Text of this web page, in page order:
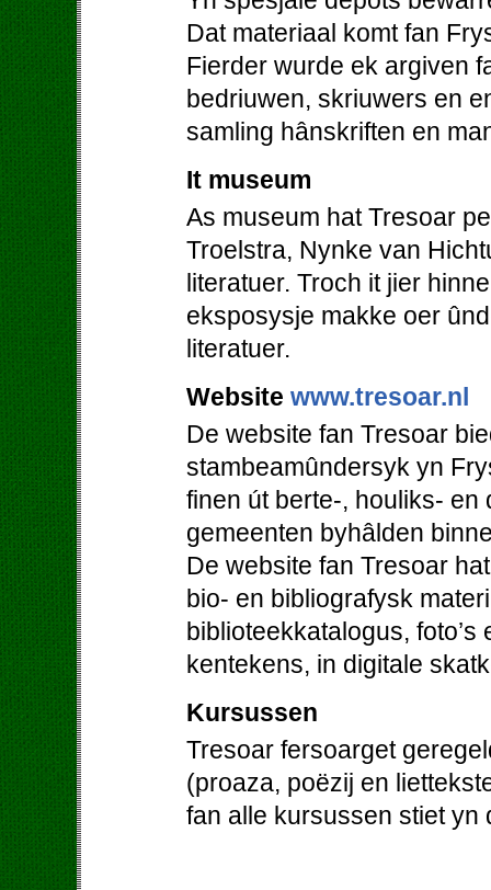
Dat materiaal komt fan
Fierder wurde ek argiven
bedriuwen, skriuwers en
samling hânskriften en
It museum
As museum hat Tresoar
Troelstra, Nynke van
literatuer. Troch it jier
eksposysje makke oer
literatuer.
Website www.tresoar.nl
De website fan Tresoar
stambeamûndersyk yn
finen út berte-, houliks- en
gemeenten byhâlden
De website fan Tresoar
bio- en bibliografysk
biblioteekkatalogus,
kentekens, in digitale
Kursussen
Tresoar fersoarget
(proaza, poëzij en
fan alle kursussen stiet yn